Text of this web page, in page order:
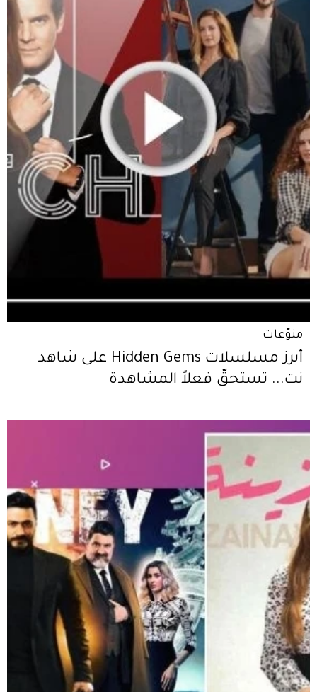
منوّعات
أبرز مسلسلات Hidden Gems على شاهد
نت... تستحقّ فعلاً المشاهدة